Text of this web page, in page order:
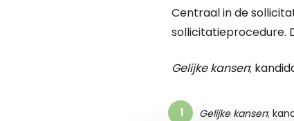
Centraal in de
sollicitatieprocedure.
Gelijke kansen;
Gelijke kansen;